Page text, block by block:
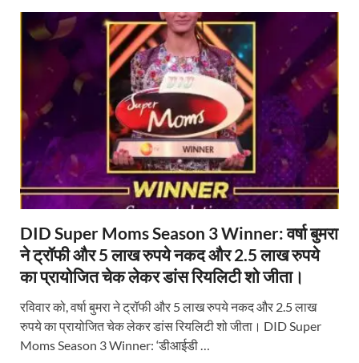
DID Super Moms Season 3 Winner: वर्षा बुमरा
ने ट्रॉफी और 5 लाख रुपये नकद और 2.5 लाख रुपये
का प्रायोजित चेक लेकर डांस रियलिटी शो जीता।
रविवार को, वर्षा बुमरा ने ट्रॉफी और 5 लाख रुपये नकद और 2.5 लाख
रुपये का प्रायोजित चेक लेकर डांस रियलिटी शो जीता। DID Super
Moms Season 3 Winner: ‘डीआईडी …